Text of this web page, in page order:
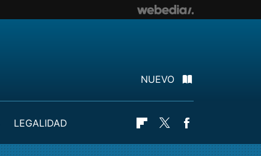
NUEVO
LEGALIDAD
Flipboard
Twitter